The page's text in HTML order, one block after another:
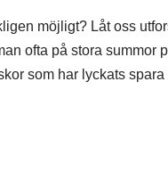
möjligt? Låt oss
ofta på stora summor
som har lyckats